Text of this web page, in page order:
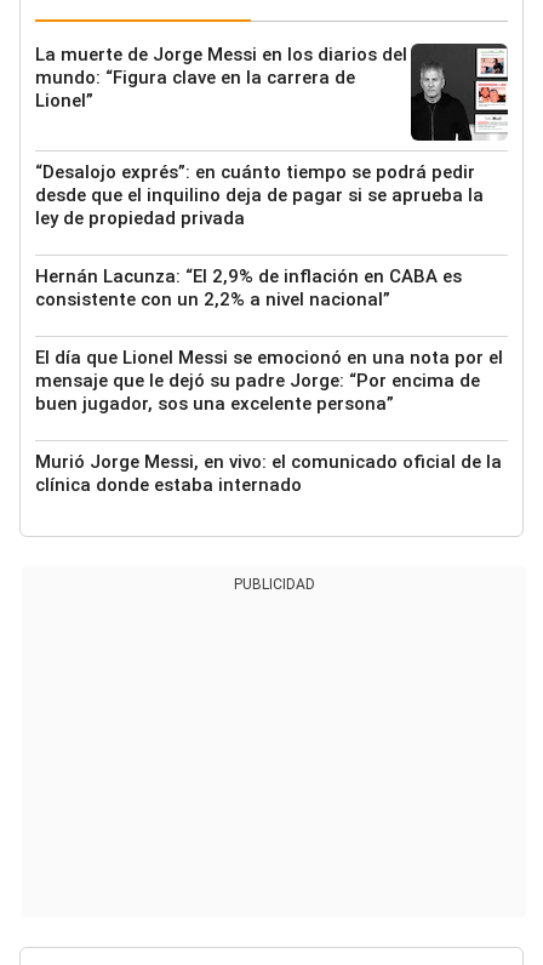
La muerte de Jorge Messi en los diarios del
mundo: “Figura clave en la carrera de
Lionel”
“Desalojo exprés”: en cuánto tiempo se podrá pedir
desde que el inquilino deja de pagar si se aprueba la
ley de propiedad privada
Hernán Lacunza: “El 2,9% de inflación en CABA es
consistente con un 2,2% a nivel nacional”
El día que Lionel Messi se emocionó en una nota por el
mensaje que le dejó su padre Jorge: “Por encima de
buen jugador, sos una excelente persona”
Murió Jorge Messi, en vivo: el comunicado oficial de la
clínica donde estaba internado
PUBLICIDAD